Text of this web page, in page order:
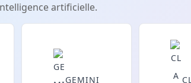
artificielle.
GEMINI